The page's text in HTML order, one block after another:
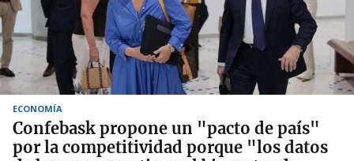
ECONOMÍA
Confebask propone un "pacto de país"
por la competitividad porque "los datos